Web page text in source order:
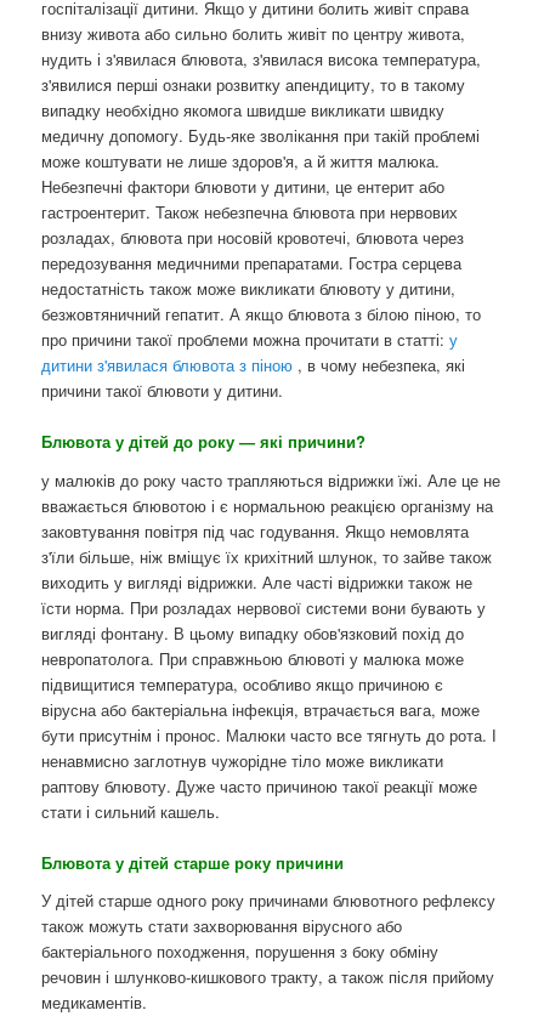
госпіталізації дитини. Якщо у дитини болить живіт справа
внизу живота або сильно болить живіт по центру живота,
нудить і з'явилася блювота, з'явилася висока температура,
з'явилися перші ознаки розвитку апендициту, то в такому
випадку необхідно якомога швидше викликати швидку
медичну допомогу. Будь-яке зволікання при такій проблемі
може коштувати не лише здоров'я, а й життя малюка.
Небезпечні фактори блювоти у дитини, це ентерит або
гастроентерит. Також небезпечна блювота при нервових
розладах, блювота при носовій кровотечі, блювота через
передозування медичними препаратами. Гостра серцева
недостатність також може викликати блювоту у дитини,
безжовтяничний гепатит. А якщо блювота з білою піною, то
про причини такої проблеми можна прочитати в статті:у
дитини з'явилася блювота з піною , в чому небезпека, які
причини такої блювоти у дитини.
Блювота у дітей до року — які причини?
у малюків до року часто трапляються відрижки їжі. Але це не
вважається блювотою і є нормальною реакцією організму на
заковтування повітря під час годування. Якщо немовлята
з'їли більше, ніж вміщує їх крихітний шлунок, то зайве також
виходить у вигляді відрижки. Але часті відрижки також не
їсти норма. При розладах нервової системи вони бувають у
вигляді фонтану. В цьому випадку обов'язковий похід до
невропатолога. При справжньою блювоті у малюка може
підвищитися температура, особливо якщо причиною є
вірусна або бактеріальна інфекція, втрачається вага, може
бути присутнім і пронос. Малюки часто все тягнуть до рота. І
ненавмисно заглотнув чужорідне тіло може викликати
раптову блювоту. Дуже часто причиною такої реакції може
стати і сильний кашель.
Блювота у дітей старше року причини
У дітей старше одного року причинами блювотного рефлексу
також можуть стати захворювання вірусного або
бактеріального походження, порушення з боку обміну
речовин і шлунково-кишкового тракту, а також після прийому
медикаментів.